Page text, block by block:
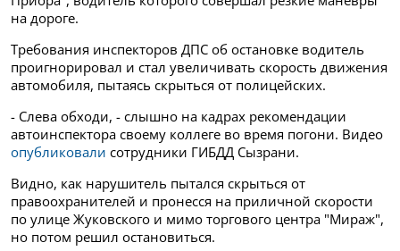
на дороге.
Требования инспекторов ДПС об остановке водитель
проигнорировал и стал увеличивать скорость движения
автомобиля, пытаясь скрыться от полицейских.
- Слева обходи, - слышно на кадрах рекомендации
автоинспектора своему коллеге во время погони. Видео
опубликовали сотрудники ГИБДД Сызрани.
Видно, как нарушитель пытался скрыться от
правоохранителей и пронесся на приличной скорости
по улице Жуковского и мимо торгового центра "Мираж",
но потом решил остановиться.